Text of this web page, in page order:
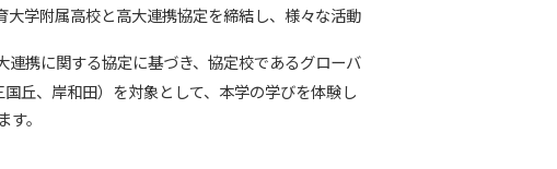
学附属高校と高大連携協定を締結し、様々な活動
携に関する協定に基づき、協定校であるグローバ
丘、岸和田）を対象として、本学の学びを体験し
。